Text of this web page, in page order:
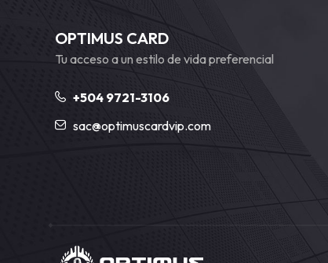
OPTIMUS CARD
Tu acceso a un estilo de vida preferencial
+504 9721-3106
sac@optimuscardvip.com